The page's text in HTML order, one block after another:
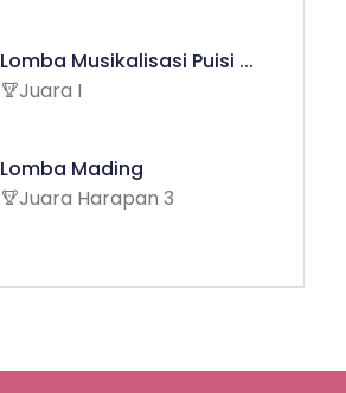
Lomba Musikalisasi Puisi ...
Juara I
Lomba Mading
Juara Harapan 3